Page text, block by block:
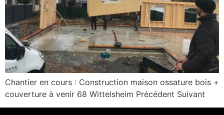
Chantier en cours : Construction maison ossature bois +
couverture à venir 68 Wittelsheim Précédent Suivant